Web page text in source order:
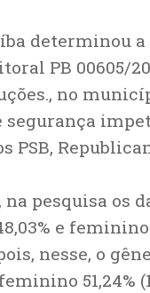
determinou
PB 00605/
no
segurança
PSB,
pesquisa os
e feminino
nesse, o
feminino